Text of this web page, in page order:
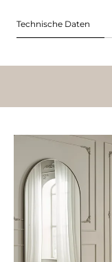
Technische Daten